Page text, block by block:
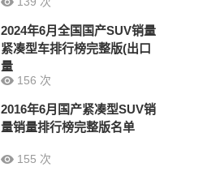
2024年6月全国国产SUV销量
紧凑型车排行榜完整版(出口
量
156 次
2016年6月国产紧凑型SUV销
量销量排行榜完整版名单
155 次